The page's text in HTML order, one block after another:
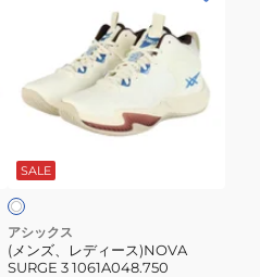
デ
ス)NOVA
SURGE
3
1061A048.750
SALE
アシックス
(メンズ、レディース)NOVA
SURGE 3 1061A048.750